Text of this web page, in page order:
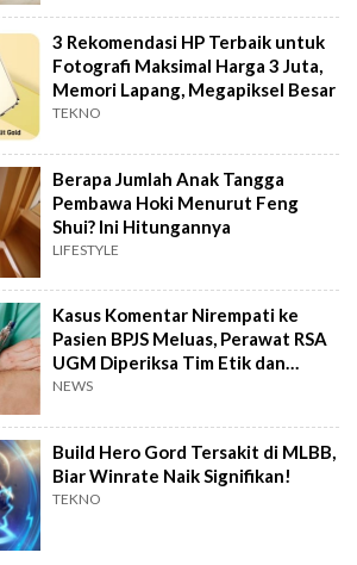
3 Rekomendasi HP Terbaik untuk
Fotografi Maksimal Harga 3 Juta,
Memori Lapang, Megapiksel Besar
TEKNO
Berapa Jumlah Anak Tangga
Pembawa Hoki Menurut Feng
Shui? Ini Hitungannya
LIFESTYLE
Kasus Komentar Nirempati ke
Pasien BPJS Meluas, Perawat RSA
UGM Diperiksa Tim Etik dan
Hukum
NEWS
Build Hero Gord Tersakit di MLBB,
Biar Winrate Naik Signifikan!
TEKNO